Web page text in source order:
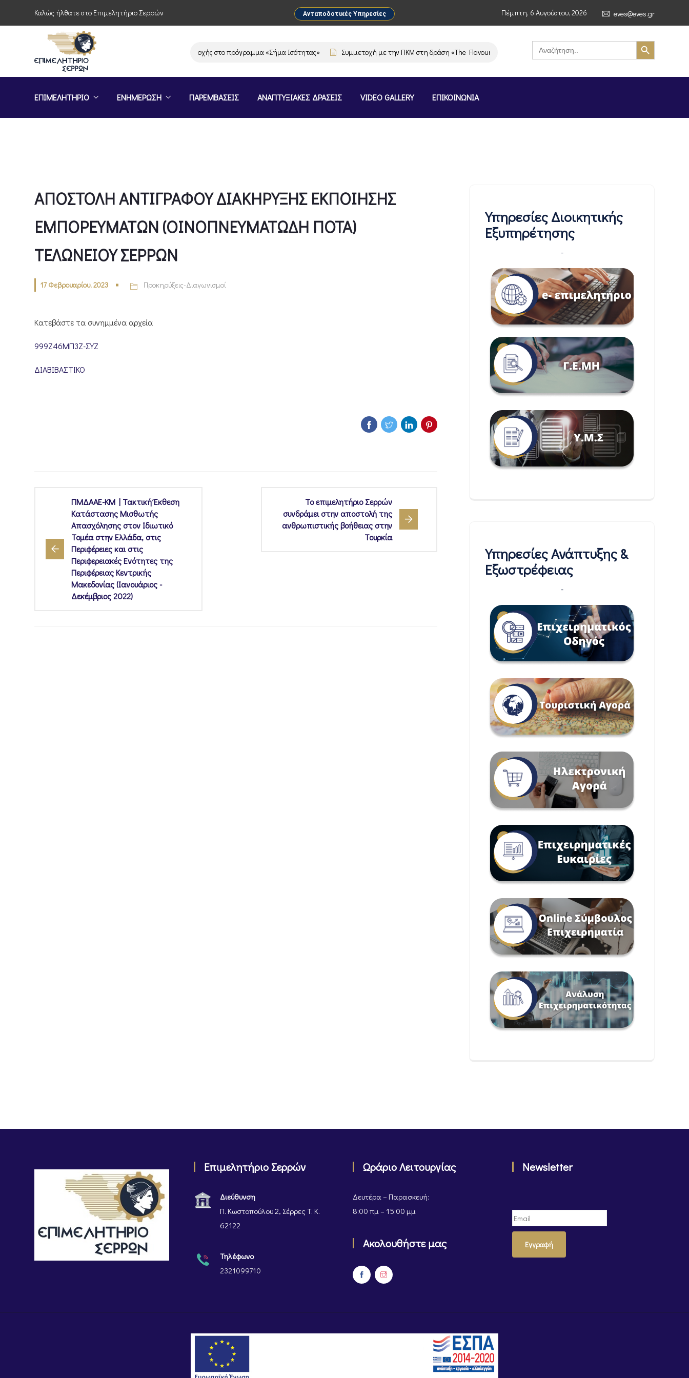
Καλώς ήλθατε στο Επιμελητήριο Σερρών Ανταποδοτικές Υπηρεσίες Πέμπτη, 6 Αυγούστου, 2026 eves@eves.gr
Πρόσκληση συμμετοχής στο πρόγραμμα «Σήμα Ισότητας» Συμμετοχή με την ΠΚΜ στη δράση «The Flavours of Greece Stockholm Greek Month» (4–7/11/2026, Στοκχόλμη)
Search
for:
Search Button
ΕΠΙΜΕΛΗΤΗΡΙΟ ΕΝΗΜΕΡΩΣΗ ΠΑΡΕΜΒΑΣΕΙΣ ΑΝΑΠΤΥΞΙΑΚΕΣ ΔΡΑΣΕΙΣ VIDEO GALLERY ΕΠΙΚΟΙΝΩΝΙΑ
ΑΠΟΣΤΟΛΗ ΑΝΤΙΓΡΑΦΟΥ ΔΙΑΚΗΡΥΞΗΣ ΕΚΠΟΙΗΣΗΣ
ΕΜΠΟΡΕΥΜΑΤΩΝ (ΟΙΝΟΠΝΕΥΜΑΤΩΔΗ ΠΟΤΑ)
ΤΕΛΩΝΕΙΟΥ ΣΕΡΡΩΝ
17 Φεβρουαρίου, 2023 Προκηρύξεις-Διαγωνισμοί
Κατεβάστε τα συνημμένα αρχεία
999Ζ46ΜΠ3Ζ-ΣΥΖ
ΔΙΑΒΙΒΑΣΤΙΚΟ
ΠΜΔΑΑΕ-ΚΜ | Τακτική Έκθεση
Κατάστασης Μισθωτής
Απασχόλησης στον Ιδιωτικό
Τομέα στην Ελλάδα, στις
Περιφέρειες και στις
Περιφερειακές Ενότητες της
Περιφέρειας Κεντρικής
Μακεδονίας (Ιανουάριος -
Δεκέμβριος 2022)
Το επιμελητήριο Σερρών
συνδράμει στην αποστολή της
ανθρωπιστικής βοήθειας στην
Τουρκία
Υπηρεσίες Διοικητικής
Εξυπηρέτησης
-
Υπηρεσίες Ανάπτυξης &
Εξωστρέφειας
-
Επιμελητήριο Σερρών
Διεύθυνση
Π. Κωστοπούλου 2, Σέρρες Τ. Κ.
62122
Τηλέφωνο
2321099710
Ωράριο Λειτουργίας
Δευτέρα – Παρασκευή:
8:00 πμ – 15:00 μμ
Ακολουθήστε μας
Newsletter
Εγγραφή